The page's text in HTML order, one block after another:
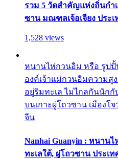
รวม 5 วัดสำคัญแห่งถิ่นกำ
ซาน มณฑลเจ้อเจียง ประเ
1,528 views
หนานไห่กวนอิม หรือ รูปปั้
องค์เจ้าแม่กวนอิมความสู
อยู่ริมทะเล ไม่ไกลกันนักกั
บนเกาะผู่โถวซาน เมืองโ
จีน
Nanhai Guanyin : หนาน
ทะเลใต้, ผู่โถวซาน ประเท